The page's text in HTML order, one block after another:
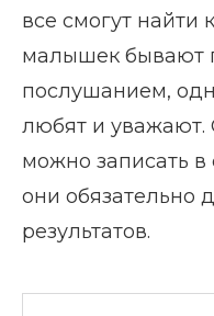
все смогут найти
малышек бывают
послушанием,
любят и уважают.
можно записать
они обязательно
результатов.